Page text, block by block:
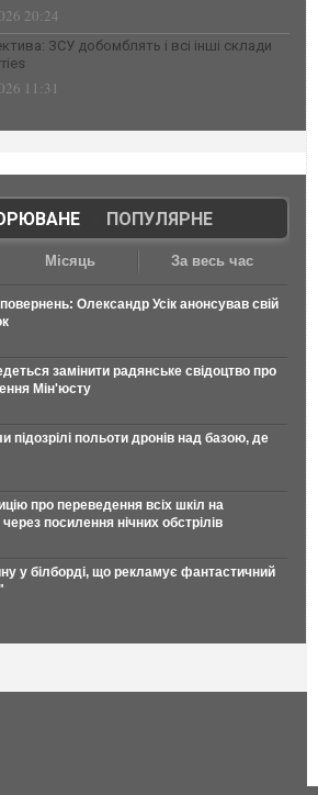
20:24
ЗСУ добомблять і всі інші склади
11:31
| ПОПУЛЯРНЕ
Місяць За весь час
Олександр Усік анонсував свій
замінити радянське свідоцтво про
Мін'юсту
підозрілі польоти дронів над базою, де
про переведення всіх шкіл на
посилення нічних обстрілів
у білборді, що рекламує фантастичний